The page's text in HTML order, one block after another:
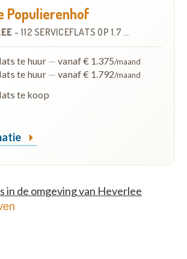
Populierenhof
- 112 SERVICEFLATS OP 1.7 KM
te huur — vanaf € 1.375/maand
te huur — vanaf € 1.792/maand
te koop
in de omgeving van Heverlee